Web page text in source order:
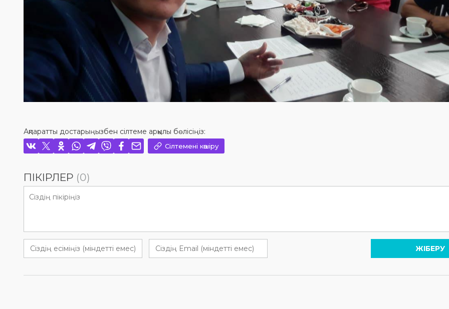
Ақпаратты достарыңызбен сілтеме арқылы бөлісіңіз:
Сілтемені көшіру
ПІКІРЛЕР (0)
ЖІБЕРУ